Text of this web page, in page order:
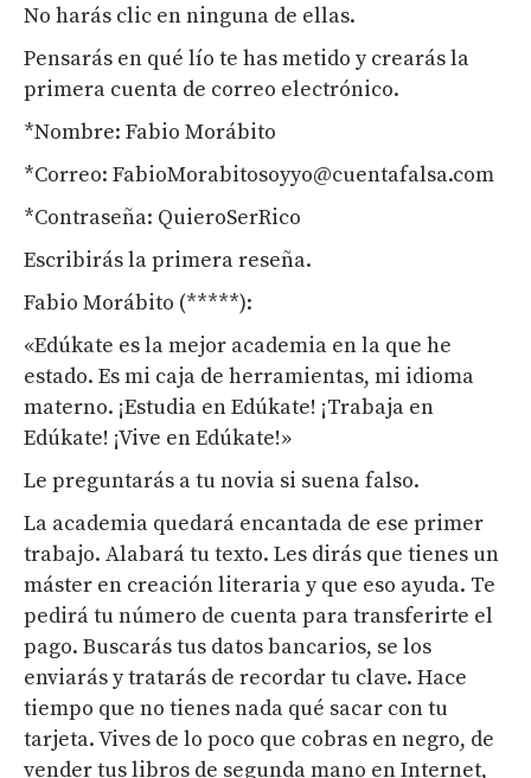
No harás clic en ninguna de ellas.
Pensarás en qué lío te has metido y crearás la
primera cuenta de correo electrónico.
*Nombre: Fabio Morábito
*Correo: FabioMorabitosoyyo@cuentafalsa.com
*Contraseña: QuieroSerRico
Escribirás la primera reseña.
Fabio Morábito (*****):
«Edúkate es la mejor academia en la que he
estado. Es mi caja de herramientas, mi idioma
materno. ¡Estudia en Edúkate! ¡Trabaja en
Edúkate! ¡Vive en Edúkate!»
Le preguntarás a tu novia si suena falso.
La academia quedará encantada de ese primer
trabajo. Alabará tu texto. Les dirás que tienes un
máster en creación literaria y que eso ayuda. Te
pedirá tu número de cuenta para transferirte el
pago. Buscarás tus datos bancarios, se los
enviarás y tratarás de recordar tu clave. Hace
tiempo que no tienes nada qué sacar con tu
tarjeta. Vives de lo poco que cobras en negro, de
vender tus libros de segunda mano en Internet,